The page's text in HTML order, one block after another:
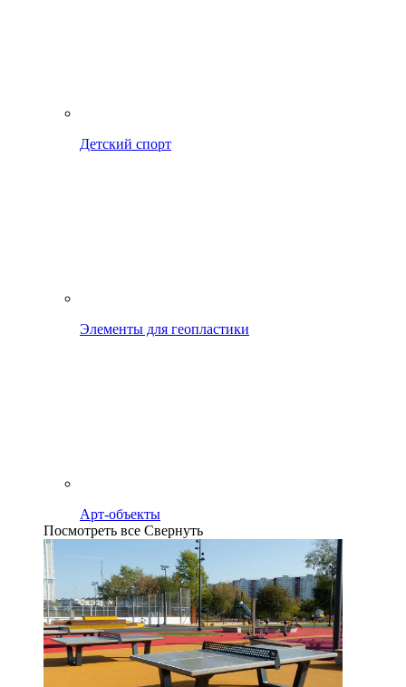
Детский спорт
Элементы для геопластики
Арт-объекты
Посмотреть все Свернуть